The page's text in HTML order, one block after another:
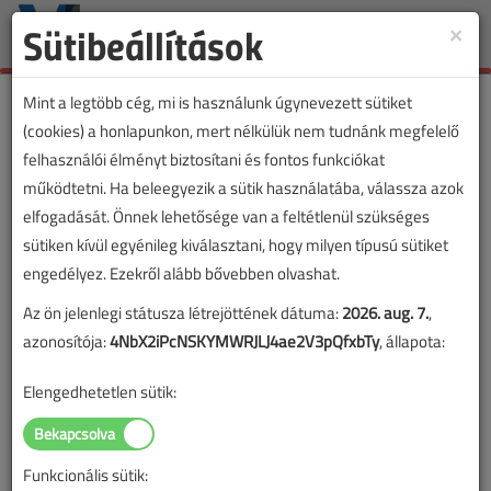
Toggle
×
Sütibeállítások
Mint a legtöbb cég, mi is használunk úgynevezett sütiket
(cookies) a honlapunkon, mert nélkülük nem tudnánk megfelelő
felhasználói élményt biztosítani és fontos funkciókat
működtetni. Ha beleegyezik a sütik használatába, válassza azok
elfogadását. Önnek lehetősége van a feltétlenül szükséges
sütiken kívül egyénileg kiválasztani, hogy milyen típusú sütiket
engedélyez. Ezekről alább bővebben olvashat.
Az ön jelenlegi státusza létrejöttének dátuma:2026. aug. 7.,
azonosítója:4NbX2iPcNSKYMWRJLJ4ae2V3pQfxbTy, állapota:
Elengedhetetlen sütik:
Funkcionális sütik: